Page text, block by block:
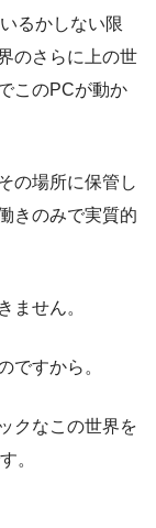
るかしない限
のさらに上の世
このPCが動か
の場所に保管し
きのみで実質的
ません。
ですから。
クなこの世界を
。